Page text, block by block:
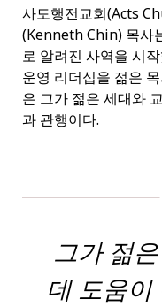
사도행전교회(Acts
(Kenneth Chin) 목사
로 알려진 사역을 시
운영 리더십을 젊은
은 그가 젊은 세대와
과 관행이다.
그가 젊
데 도움이